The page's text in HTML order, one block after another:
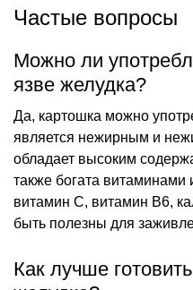
Частые вопросы
Можно ли
язве желудка?
Да, картошка можно
является нежирным и
обладает высоким
также богата
витамин С, витамин B6,
быть полезны для
Как лучше